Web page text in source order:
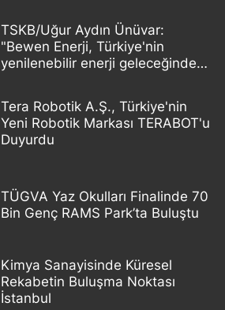
TSKB/Uğur Aydın Ünüvar:
"Bewen Enerji, Türkiye'nin
yenilenebilir enerji geleceğinde
Tera Robotik A.Ş., Türkiye'nin
Yeni Robotik Markası TERABOT'u
Duyurdu
TÜGVA Yaz Okulları Finalinde 70
Bin Genç RAMS Park’ta Buluştu
Kimya Sanayisinde Küresel
Rekabetin Buluşma Noktası
İstanbul